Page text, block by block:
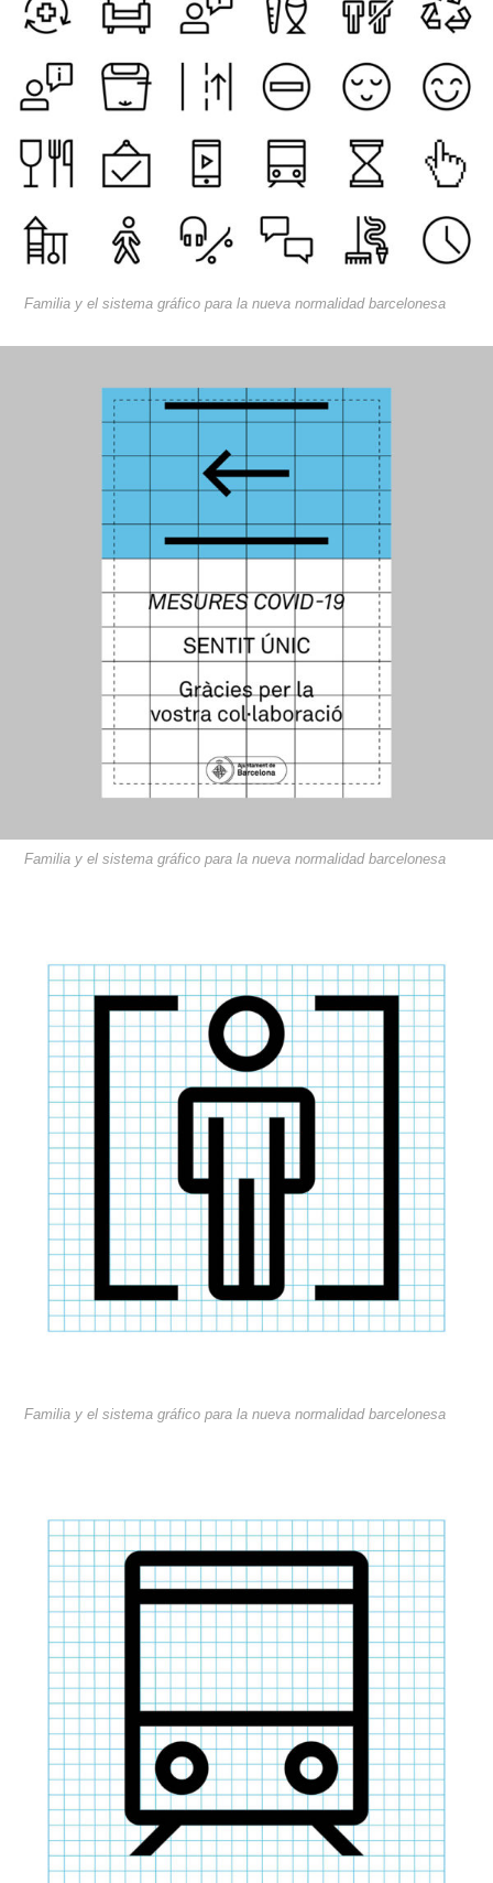
Familia y el sistema gráfico para la nueva normalidad barcelonesa
Familia y el sistema gráfico para la nueva normalidad barcelonesa
Familia y el sistema gráfico para la nueva normalidad barcelonesa